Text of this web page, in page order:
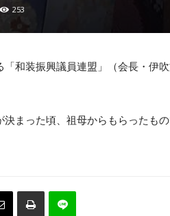
253
「和装振興議員連盟」（会長・伊
決まった頃、祖母からもらったも